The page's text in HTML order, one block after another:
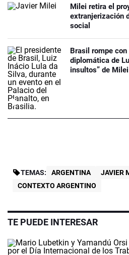
Milei retira el
extranjerización
social
Brasil rompe
diplomática de
insultos” de Milei
TEMAS: ARGENTINA
JAVIER
CONTEXTO ARGENTINO
TE PUEDE INTERESAR